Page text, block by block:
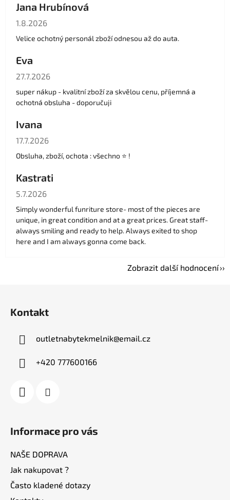
Jana Hrubínová
Hodnocení obchodu je 5 z 5 hvězdiček.
1.8.2026
Velice ochotný personál zboží odnesou až do auta.
Eva
Hodnocení obchodu je 5 z 5 hvězdiček.
27.7.2026
super nákup - kvalitní zboží za skvělou cenu, příjemná a
ochotná obsluha - doporučuji
Ivana
Hodnocení obchodu je 5 z 5 hvězdiček.
17.7.2026
Obsluha, zboží, ochota : všechno ⭐️ !
Kastrati
Hodnocení obchodu je 5 z 5 hvězdiček.
5.7.2026
Simply wonderful funriture store- most of the pieces are
unique, in great condition and at a great prices. Great staff-
always smiling and ready to help. Always exited to shop
here and I am always gonna come back.
Zobrazit další hodnocení
Kontakt
outletnabytekmelnik@email.cz
+420 777600166
Informace pro vás
NAŠE DOPRAVA
Jak nakupovat ?
Často kladené dotazy